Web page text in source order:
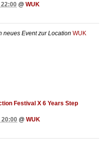
22:00 @ WUK
neues Event zur Location WUK
Festival X 6 Years Step
20:00 @ WUK